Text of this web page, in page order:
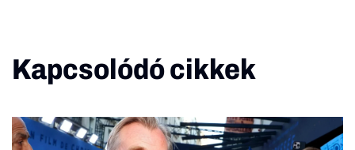
Kapcsolódó cikkek